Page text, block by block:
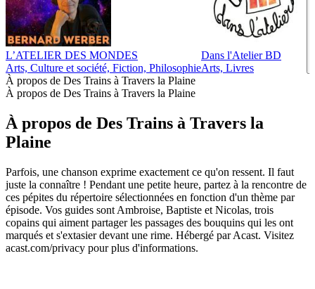
L’ATELIER DES MONDES
Arts, Culture et société, Fiction, Philosophie
Dans l'Atelier BD
Arts, Livres
À propos de Des Trains à Travers la Plaine
À propos de Des Trains à Travers la Plaine
À propos de Des Trains à Travers la
Plaine
Parfois, une chanson exprime exactement ce qu'on ressent. Il faut
juste la connaître ! Pendant une petite heure, partez à la rencontre de
ces pépites du répertoire sélectionnées en fonction d'un thème par
épisode. Vos guides sont Ambroise, Baptiste et Nicolas, trois
copains qui aiment partager les passages des bouquins qui les ont
marqués et s'extasier devant une rime. Hébergé par Acast. Visitez
acast.com/privacy pour plus d'informations.